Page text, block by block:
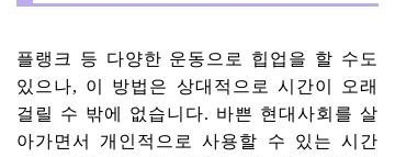
플랭크 등 다양한 운동으로 힙업을 할 수도
있으나, 이 방법은 상대적으로 시간이 오래
걸릴 수 밖에 없습니다. 바쁜 현대사회를 살
아가면서 개인적으로 사용할 수 있는 시간